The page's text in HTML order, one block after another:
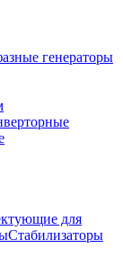
генераторы
для
Стабилизаторы